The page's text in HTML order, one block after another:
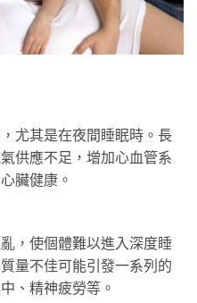
尤其是在夜間睡眠時。長
供應不足，增加心血管系
臟健康。
，使個體難以進入深度睡
量不佳可能引發一系列的
、精神疲勞等。